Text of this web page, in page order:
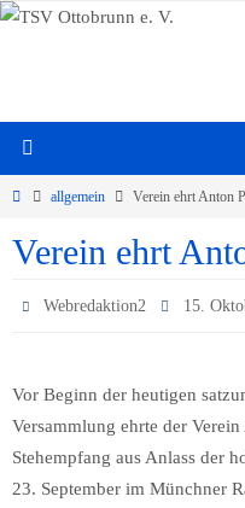
Zum
Startallgemein Verein ehrt Anton
Verein ehrt
Webredaktion2 15.
Vor Beginn der heutigen
Versammlung ehrte der
Stehempfang aus Anlass der
23. September im Münchner